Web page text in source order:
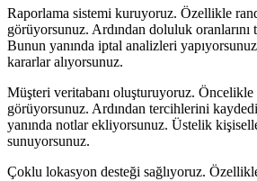
Raporlama sistemi kuruyoruz. Özellikle
görüyorsunuz. Ardından doluluk oranlarını
Bunun yanında iptal analizleri
kararlar alıyorsunuz.
Müşteri veritabanı oluşturuyoruz.
görüyorsunuz. Ardından tercihlerini
yanında notlar ekliyorsunuz. Üstelik
sunuyorsunuz.
Çoklu lokasyon desteği sağlıyoruz.